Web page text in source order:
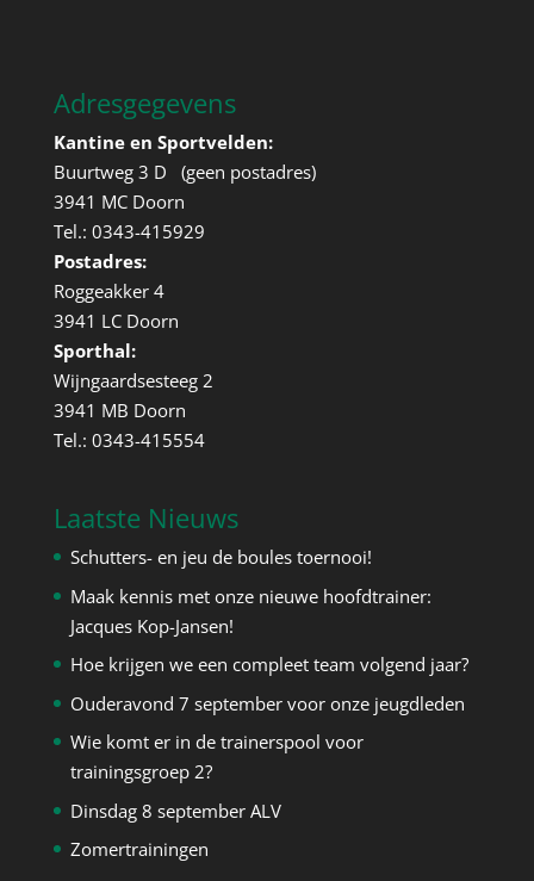
Adresgegevens
Kantine en Sportvelden:
Buurtweg 3 D (geen postadres)
3941 MC Doorn
Tel.: 0343-415929
Postadres:
Roggeakker 4
3941 LC Doorn
Sporthal:
Wijngaardsesteeg 2
3941 MB Doorn
Tel.: 0343-415554
Laatste Nieuws
Schutters- en jeu de boules toernooi!
Maak kennis met onze nieuwe hoofdtrainer:
Jacques Kop-Jansen!
Hoe krijgen we een compleet team volgend jaar?
Ouderavond 7 september voor onze jeugdleden
Wie komt er in de trainerspool voor
trainingsgroep 2?
Dinsdag 8 september ALV
Zomertrainingen